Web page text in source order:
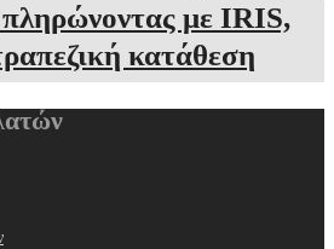
πληρώνοντας με IRIS,
κατάθεση